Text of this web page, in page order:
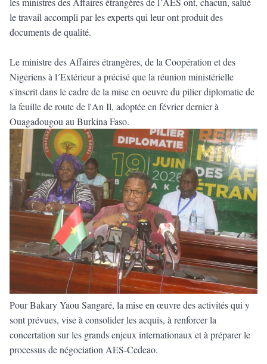
le travail accompli par les experts qui leur ont produit des
documents de qualité.
Le ministre des Affaires étrangères, de la Coopération et des
Nigeriens à l´Extérieur a précisé que la réunion ministérielle
s'inscrit dans le cadre de la mise en oeuvre du pilier diplomatie de
la feuille de route de l'An Il, adoptée en février dernier à
Ouagadougou au Burkina Faso.
Pour Bakary Yaou Sangaré, la mise en œuvre des activités qui y
sont prévues, vise à consolider les acquis, à renforcer la
concertation sur les grands enjeux internationaux et à préparer le
processus de négociation AES-Cedeao.